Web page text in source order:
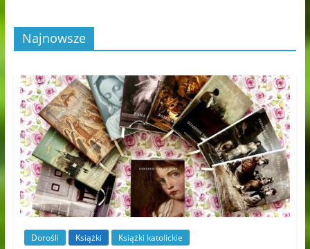
Najnowsze
Dorośli Książki Książki katolickie